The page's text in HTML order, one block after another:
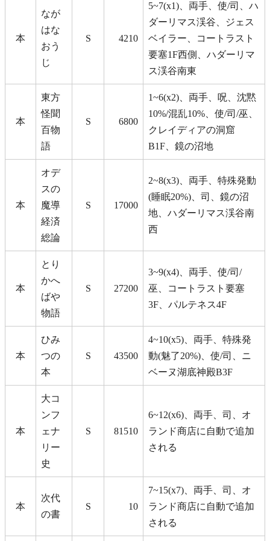
本
なが
はな
おう
じ
S 4210
5~7(x1)、両手、使/司、ハ
ダーリマス渓谷、ジェス
ベイラー、コートラスト
要塞1F西側、ハダーリマ
ス渓谷南東
本
東方
怪聞
百物
語
S 6800
1~6(x2)、両手、呪、沈黙
10%/混乱10%、使/司/巫、
クレイディアの洞窟
B1F、鏡の沼地
本
オデ
スの
魔導
経済
総論
S 17000
2~8(x3)、両手、特殊発動
(睡眠20%)、司、鏡の沼
地、ハダーリマス渓谷南
西
本
とり
かへ
ばや
物語
S 27200
3~9(x4)、両手、使/司/
巫、コートラスト要塞
3F、パルテネス4F
本
ひみ
つの
本
S 43500
4~10(x5)、両手、特殊発
動(魅了20%)、使/司、ニ
ベーヌ湖底神殿B3F
本
大コ
ンフ
ェナ
リー
史
S 81510
6~12(x6)、両手、司、オ
ランド商店に自動で追加
される
本
次代
の書
S 10
7~15(x7)、両手、司、オ
ランド商店に自動で追加
される